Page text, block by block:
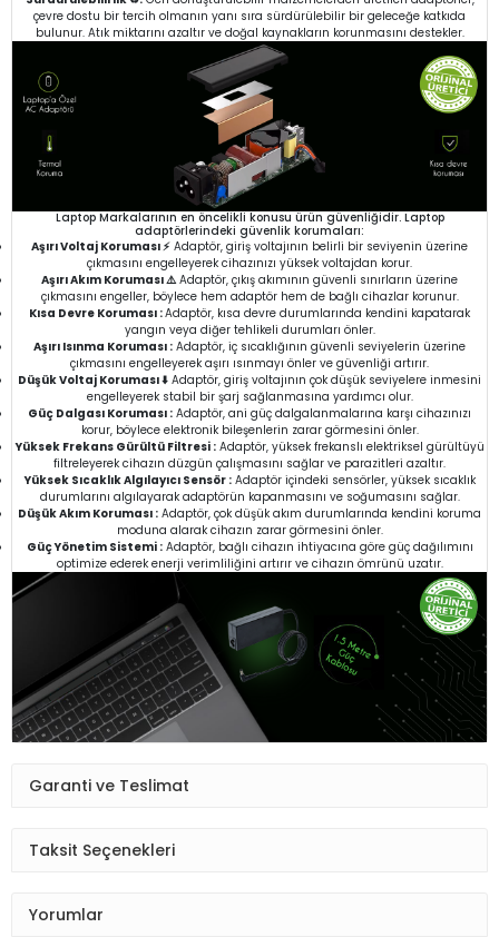
çevre dostu bir tercih olmanın yanı sıra sürdürülebilir bir geleceğe katkıda
bulunur. Atık miktarını azaltır ve doğal kaynakların korunmasını destekler.
Laptop Markalarının en öncelikli konusu ürün güvenliğidir. Laptop
adaptörlerindeki güvenlik korumaları:
Aşırı Voltaj Koruması ⚡ Adaptör, giriş voltajının belirli bir seviyenin üzerine
çıkmasını engelleyerek cihazınızı yüksek voltajdan korur.
Aşırı Akım Koruması ⚠️Adaptör, çıkış akımının güvenli sınırların üzerine
çıkmasını engeller, böylece hem adaptör hem de bağlı cihazlar korunur.
Kısa Devre Koruması :Adaptör, kısa devre durumlarında kendini kapatarak
yangın veya diğer tehlikeli durumları önler.
Aşırı Isınma Koruması : Adaptör, iç sıcaklığının güvenli seviyelerin üzerine
çıkmasını engelleyerek aşırı ısınmayı önler ve güvenliği artırır.
Düşük Voltaj Koruması ⬇️ Adaptör, giriş voltajının çok düşük seviyelere inmesini
engelleyerek stabil bir şarj sağlanmasına yardımcı olur.
Güç Dalgası Koruması : Adaptör, ani güç dalgalanmalarına karşı cihazınızı
korur, böylece elektronik bileşenlerin zarar görmesini önler.
Yüksek Frekans Gürültü Filtresi :Adaptör, yüksek frekanslı elektriksel gürültüyü
filtreleyerek cihazın düzgün çalışmasını sağlar ve parazitleri azaltır.
Yüksek Sıcaklık Algılayıcı Sensör :Adaptör içindeki sensörler, yüksek sıcaklık
durumlarını algılayarak adaptörün kapanmasını ve soğumasını sağlar.
Düşük Akım Koruması : Adaptör, çok düşük akım durumlarında kendini koruma
moduna alarak cihazın zarar görmesini önler.
Güç Yönetim Sistemi :Adaptör, bağlı cihazın ihtiyacına göre güç dağılımını
optimize ederek enerji verimliliğini artırır ve cihazın ömrünü uzatır.
Garanti ve Teslimat
Taksit Seçenekleri
Yorumlar